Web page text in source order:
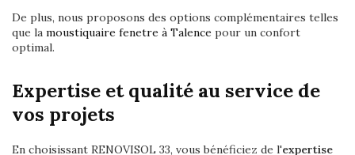
De plus, nous proposons des options complémentaires telles
que la moustiquaire fenetre à Talence pour un confort
optimal.
Expertise et qualité au service de
vos projets
En choisissant RENOVISOL 33, vous bénéficiez de l'expertise